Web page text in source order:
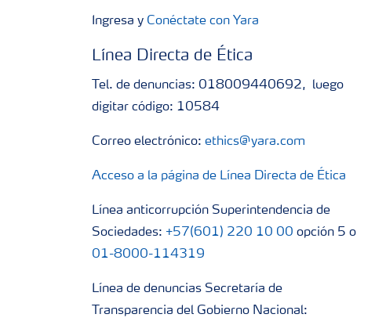
Ingresa y Conéctate con Yara
Línea Directa de Ética
Tel. de denuncias: 018009440692, luego
digitar código: 10584
Correo electrónico: ethics@yara.com
Acceso a la página de Línea Directa de Ética
Línea anticorrupción Superintendencia de
Sociedades: +57(601) 220 10 00 opción 5 o
01-8000-114319
Línea de denuncias Secretaría de
Transparencia del Gobierno Nacional: